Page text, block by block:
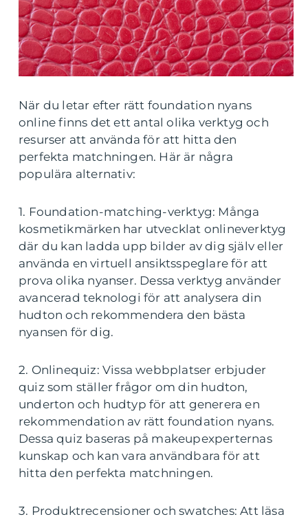
När du letar efter rätt foundation nyans
online finns det ett antal olika verktyg och
resurser att använda för att hitta den
perfekta matchningen. Här är några
populära alternativ:
1. Foundation-matching-verktyg: Många
kosmetikmärken har utvecklat onlineverktyg
där du kan ladda upp bilder av dig själv eller
använda en virtuell ansiktsspeglare för att
prova olika nyanser. Dessa verktyg använder
avancerad teknologi för att analysera din
hudton och rekommendera den bästa
nyansen för dig.
2. Onlinequiz: Vissa webbplatser erbjuder
quiz som ställer frågor om din hudton,
underton och hudtyp för att generera en
rekommendation av rätt foundation nyans.
Dessa quiz baseras på makeupexperternas
kunskap och kan vara användbara för att
hitta den perfekta matchningen.
3. Produktrecensioner och swatches: Att läsa